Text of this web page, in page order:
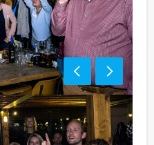
trekken om uw drankje af